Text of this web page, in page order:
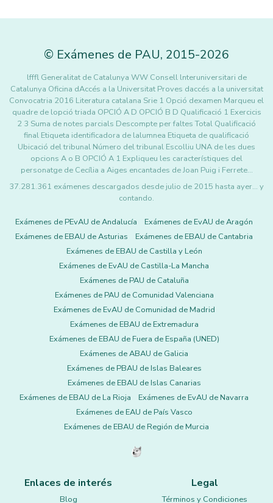
© Exámenes de PAU, 2015-2026
lfffl Generalitat de Catalunya WW Consell lnteruniversitari de
Catalunya Oficina dAccés a la Universitat Proves daccés a la universitat
Convocatria 2016 Literatura catalana Srie 1 Opció dexamen Marqueu el
quadre de lopció triada OPCIÓ A D OPCIÓ B D Qualificació 1 Exercicis
2 3 Suma de notes parcials Descompte per faltes Total Qualificació
final Etiqueta identificadora de lalumnea Etiqueta de qualificació
Ubicació del tribunal Número del tribunal Escolliu UNA de les dues
opcions A o B OPCIÓ A 1 Expliqueu les característiques del
personatge de Cecília a Aiges encantades de Joan Puig i Ferrete…
37.281.361 exámenes descargados desde julio de 2015 hasta ayer... y
contando.
Exámenes de PEvAU de Andalucía
Exámenes de EvAU de Aragón
Exámenes de EBAU de Asturias
Exámenes de EBAU de Cantabria
Exámenes de EBAU de Castilla y León
Exámenes de EvAU de Castilla-La Mancha
Exámenes de PAU de Cataluña
Exámenes de PAU de Comunidad Valenciana
Exámenes de EvAU de Comunidad de Madrid
Exámenes de EBAU de Extremadura
Exámenes de EBAU de Fuera de España (UNED)
Exámenes de ABAU de Galicia
Exámenes de PBAU de Islas Baleares
Exámenes de EBAU de Islas Canarias
Exámenes de EBAU de La Rioja
Exámenes de EvAU de Navarra
Exámenes de EAU de País Vasco
Exámenes de EBAU de Región de Murcia
Enlaces de interés
Blog
Legal
Términos y Condiciones